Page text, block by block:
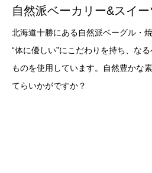
自然派ベーカリー&スイー
北海道十勝にある自然派ベーグル・焼
“体に優しい”にこだわりを持ち、な
ものを使用しています。自然豊かな
てらいかがですか？